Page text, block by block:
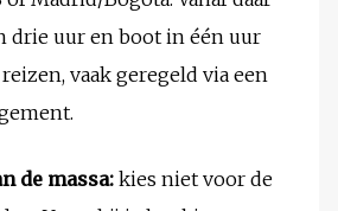
drie uur en boot in één uur
vaak geregeld via een
de massa: kies niet voor de